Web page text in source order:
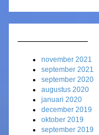
november 2021
september 2021
september 2020
augustus 2020
januari 2020
december 2019
oktober 2019
september 2019